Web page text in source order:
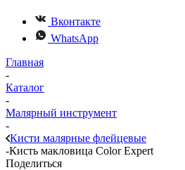
Вконтакте
WhatsApp
Главная
-
Каталог
-
Малярный инструмент
-
Кисти малярные флейцевые
-Кисть макловица Color Expert
Поделиться